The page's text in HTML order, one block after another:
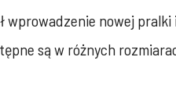
wprowadzenie nowej
są w różnych